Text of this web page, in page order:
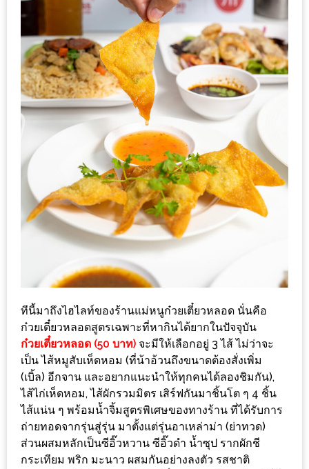
ผู้
โชค
ดี
กับ
น้า
อ้วน
ครั้ง
พา
เพื่อน
มา
กั๋น
INSTAGRAM
รวม
โปร
โม
ชั่
นวัน
แม่
แห่ง
ทีนี้มาถึงไฮไลท์ของร้านแม่หนูก๋วยเตี๋ยวหลอด นั่นคือ
ก๋วยเตี๋ยวหลอดสูตรเฉพาะที่หากินได้ยากในปัจจุบัน
ก๋วยเตี๋ยวหลอด (50 บาท) จะมีให้เลือกอยู่ 3 ไส้ ไม่ว่าจะ
เป็น ไส้หมูสับเห็ดหอม (ที่น้าอ้วนถึงขนาดต้องสั่งเพิ่ม
(เบิ้ล) อีกจาน และอยากแนะนำให้ทุกคนได้ลองชิมกัน),
ไส้ไก่เห็ดหอม, ไส้ผักรวมมิตร เสิร์ฟกันมาชิ้นโต ๆ 4 ชิ้น
ไส้แน่น ๆ พร้อมน้ำจิ้มสูตรพิเศษของทางร้าน ที่ได้รับการ
ถ่ายทอดจากรุ่นสู่รุ่น มาตั้งแต่รุ่นอาเหล่าม่า (ย่าทวด)
ส่วนผสมหลักเป็นซีอิ๊วหวาน ซีอิ๊วดำ น้ำซุป รากผักชี
กระเทียม พริก มะนาว ผสมกันอย่างลงตัว รสชาติ